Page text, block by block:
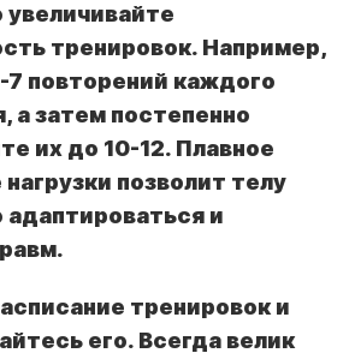
увеличивайте
тренировок. Например,
7 повторений каждого
а затем постепенно
их до 10-12. Плавное
позволит телу
адаптироваться и
тренировок и
его. Всегда велик